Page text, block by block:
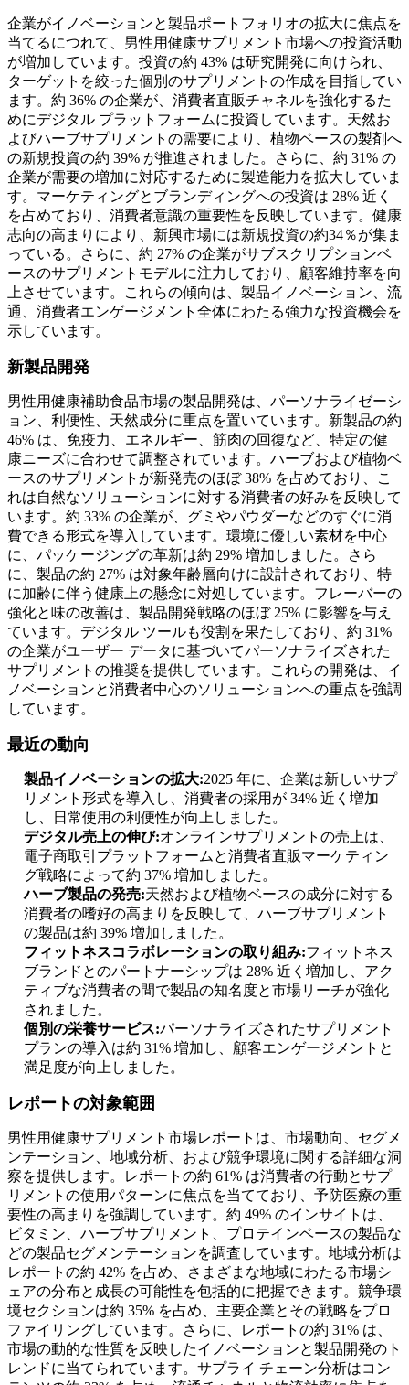
企業がイノベーションと製品ポートフォリオの拡大に焦点を
当てるにつれて、男性用健康サプリメント市場への投資活動
が増加しています。投資の約 43% は研究開発に向けられ、
ターゲットを絞った個別のサプリメントの作成を目指してい
ます。約 36% の企業が、消費者直販チャネルを強化するた
めにデジタル プラットフォームに投資しています。天然お
よびハーブサプリメントの需要により、植物ベースの製剤へ
の新規投資の約 39% が推進されました。さらに、約 31% の
企業が需要の増加に対応するために製造能力を拡大していま
す。マーケティングとブランディングへの投資は 28% 近く
を占めており、消費者意識の重要性を反映しています。健康
志向の高まりにより、新興市場には新規投資の約34％が集ま
っている。さらに、約 27% の企業がサブスクリプションベ
ースのサプリメントモデルに注力しており、顧客維持率を向
上させています。これらの傾向は、製品イノベーション、流
通、消費者エンゲージメント全体にわたる強力な投資機会を
示しています。
新製品開発
男性用健康補助食品市場の製品開発は、パーソナライゼーシ
ョン、利便性、天然成分に重点を置いています。新製品の約
46% は、免疫力、エネルギー、筋肉の回復など、特定の健
康ニーズに合わせて調整されています。ハーブおよび植物ベ
ースのサプリメントが新発売のほぼ 38% を占めており、こ
れは自然なソリューションに対する消費者の好みを反映して
います。約 33% の企業が、グミやパウダーなどのすぐに消
費できる形式を導入しています。環境に優しい素材を中心
に、パッケージングの革新は約 29% 増加しました。さら
に、製品の約 27% は対象年齢層向けに設計されており、特
に加齢に伴う健康上の懸念に対処しています。フレーバーの
強化と味の改善は、製品開発戦略のほぼ 25% に影響を与え
ています。デジタル ツールも役割を果たしており、約 31%
の企業がユーザー データに基づいてパーソナライズされた
サプリメントの推奨を提供しています。これらの開発は、イ
ノベーションと消費者中心のソリューションへの重点を強調
しています。
最近の動向
製品イノベーションの拡大:2025 年に、企業は新しいサプ
リメント形式を導入し、消費者の採用が 34% 近く増加
し、日常使用の利便性が向上しました。
デジタル売上の伸び:オンラインサプリメントの売上は、
電子商取引プラットフォームと消費者直販マーケティン
グ戦略によって約 37% 増加しました。
ハーブ製品の発売:天然および植物ベースの成分に対する
消費者の嗜好の高まりを反映して、ハーブサプリメント
の製品は約 39% 増加しました。
フィットネスコラボレーションの取り組み:フィットネス
ブランドとのパートナーシップは 28% 近く増加し、アク
ティブな消費者の間で製品の知名度と市場リーチが強化
されました。
個別の栄養サービス:パーソナライズされたサプリメント
プランの導入は約 31% 増加し、顧客エンゲージメントと
満足度が向上しました。
レポートの対象範囲
男性用健康サプリメント市場レポートは、市場動向、セグメ
ンテーション、地域分析、および競争環境に関する詳細な洞
察を提供します。レポートの約 61% は消費者の行動とサプ
リメントの使用パターンに焦点を当てており、予防医療の重
要性の高まりを強調しています。約 49% のインサイトは、
ビタミン、ハーブサプリメント、プロテインベースの製品な
どの製品セグメンテーションを調査しています。地域分析は
レポートの約 42% を占め、さまざまな地域にわたる市場シ
ェアの分布と成長の可能性を包括的に把握できます。競争環
境セクションは約 35% を占め、主要企業とその戦略をプロ
ファイリングしています。さらに、レポートの約 31% は、
市場の動的​​な性質を反映したイノベーションと製品開発のト
レンドに当てられています。サプライ チェーン分析はコン